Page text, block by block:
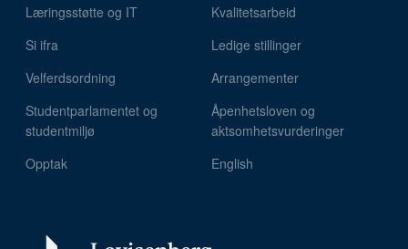
Læringsstøtte og IT
Si ifra
Velferdsordning
Studentparlamentet og
studentmiljø
Opptak
Kvalitetsarbeid
Ledige stillinger
Arrangementer
Åpenhetsloven og
aktsomhetsvurderinger
English